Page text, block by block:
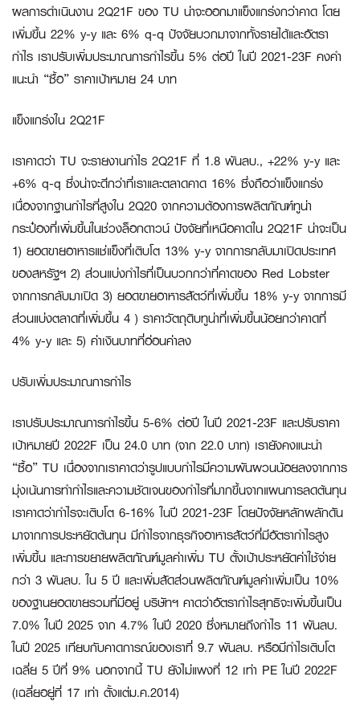
ผลการดำเนินงาน 2Q21F ของ TU น่าจะออกมาแข็งแกร่งกว่าคาด โดย
เพิ่มขึ้น 22% y-y และ 6% q-q ปัจจัยบวกมาจากทั้งรายได้และอัตรา
กำไร เราปรับเพิ่มประมาณการกำไรขึ้น 5% ต่อปี ในปี 2021-23F คงคำ
แนะนำ “ซื้อ” ราคาเป้าหมาย 24 บาท
แข็งแกร่งใน 2Q21F
เราคาดว่า TU จะรายงานกำไร 2Q21F ที่ 1.8 พันลบ., +22% y-y และ
+6% q-q ซึ่งน่าจะดีกว่าที่เราและตลาดคาด 16% ซึ่งถือว่าแข็งแกร่ง
เนื่องจากฐานกำไรที่สูงใน 2Q20 จากความต้องการผลิตภัณฑ์ทูน่า
กระป๋องที่เพิ่มขึ้นในช่วงล็อกดาวน์ ปัจจัยที่เหนือคาดใน 2Q21F น่าจะเป็น
1) ยอดขายอาหารแช่แข็งที่เติบโต 13% y-y จากการกลับมาเปิดประเทศ
ของสหรัฐฯ 2) ส่วนแบ่งกำไรที่เป็นบวกกว่าที่คาดของ Red Lobster
จากการกลับมาเปิด 3) ยอดขายอาหารสัตว์ที่เพิ่มขึ้น 18% y-y จากการมี
ส่วนแบ่งตลาดที่เพิ่มขึ้น 4 ) ราคาวัตถุดิบทูน่าที่เพิ่มขึ้นน้อยกว่าคาดที่
4% y-y และ 5) ค่าเงินบาทที่อ่อนค่าลง
ปรับเพิ่มประมาณการกำไร
เราปรับประมาณการกำไรขึ้น 5-6% ต่อปี ในปี 2021-23F และปรับราคา
เป้าหมายปี 2022F เป็น 24.0 บาท (จาก 22.0 บาท) เรายังคงแนะนำ
“ซื้อ” TU เนื่องจากเราคาดว่ารูปแบบกำไรมีความผันผวนน้อยลงจากการ
มุ่งเน้นการทำกำไรและความชัดเจนของกำไรที่มากขึ้นจากแผนการลดต้นทุน
เราคาดว่ากำไรจะเติบโต 6-16% ในปี 2021-23F โดยปัจจัยหลักผลักดัน
มาจากการประหยัดต้นทุน มีกำไรจากธุรกิจอาหารสัตว์ที่มีอัตรากำไรสูง
เพิ่มขึ้น และการขยายผลิตภัณฑ์มูลค่าเพิ่ม TU ตั้งเป้าประหยัดค่าใช้จ่าย
กว่า 3 พันลบ. ใน 5 ปี และเพิ่มสัดส่วนผลิตภัณฑ์มูลค่าเพิ่มเป็น 10%
ของฐานยอดขายรวมที่มีอยู่ บริษัทฯ คาดว่าอัตรากำไรสุทธิจะเพิ่มขึ้นเป็น
7.0% ในปี 2025 จาก 4.7% ในปี 2020 ซึ่งหมายถึงกำไร 11 พันลบ.
ในปี 2025 เทียบกับคาดการณ์ของเราที่ 9.7 พันลบ. หรือมีกำไรเติบโต
เฉลี่ย 5 ปีที่ 9% นอกจากนี้ TU ยังไม่แพงที่ 12 เท่า PE ในปี 2022F
(เฉลี่ยอยู่ที่ 17 เท่า ตั้งแต่ม.ค.2014)